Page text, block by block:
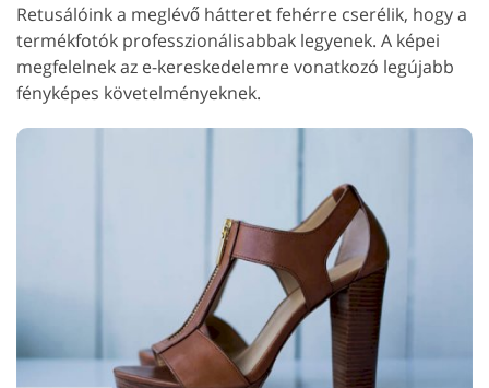
Retusálóink a meglévő hátteret fehérre cserélik, hogy a
termékfotók professzionálisabbak legyenek. A képei
megfelelnek az e-kereskedelemre vonatkozó legújabb
fényképes követelményeknek.